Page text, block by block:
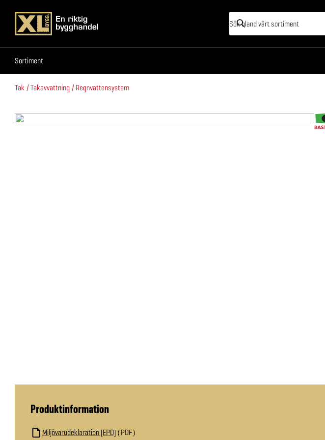
Sortiment
Sortiment
Tak Takavvattning Regnvattensystem
Produktinformation
Miljövarudeklaration (EPD) PDF